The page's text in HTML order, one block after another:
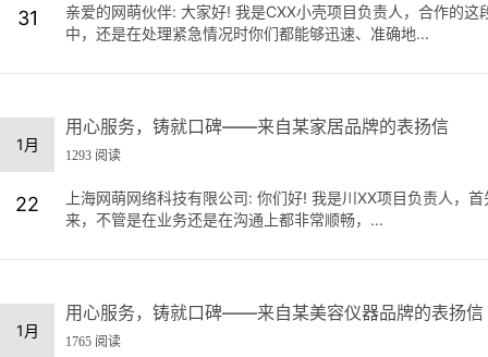
31
亲爱的网萌伙伴: 大家好! 我是CXX小壳项目负责人，合作的
中，还是在处理紧急情况时你们都能够迅速、准确地...
1月
22
用心服务，铸就口碑——来自某家居品牌的表扬信
1293 阅读
上海网萌网络科技有限公司: 你们好! 我是川XX项目负责人，
来，不管是在业务还是在沟通上都非常顺畅，...
1月
用心服务，铸就口碑——来自某美容仪器品牌的表扬信
1765 阅读